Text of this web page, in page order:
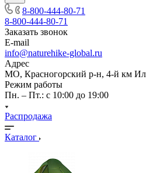
8-800-444-80-71
8-800-444-80-71
Заказать звонок
E-mail
info@naturehike-global.ru
Адрес
МО, Красногорский р-н, 4-й км
Режим работы
Пн. – Пт.: с 10:00 до 19:00
Распродажа
Каталог